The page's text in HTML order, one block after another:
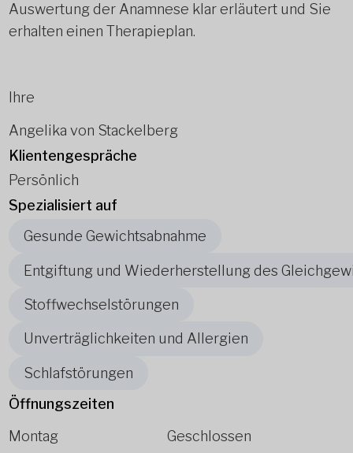
Auswertung der Anamnese klar erläutert und Sie
erhalten einen Therapieplan.
Ihre
Angelika von Stackelberg
Klientengespräche
Persönlich
Spezialisiert auf
Gesunde Gewichtsabnahme
Entgiftung und Wiederherstellung des
Stoffwechselstörungen
Unverträglichkeiten und Allergien
Schlafstörungen
Öffnungszeiten
Montag
Geschlossen